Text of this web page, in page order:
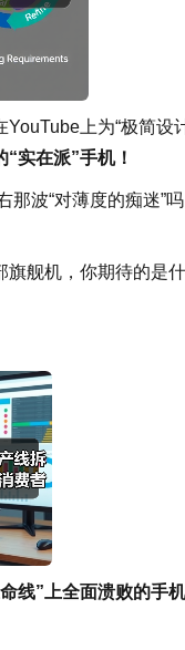
上为“极简设
实在派”手机！
波“对薄度的痴迷”
舰机，你期待的是
线”上全面溃败的手